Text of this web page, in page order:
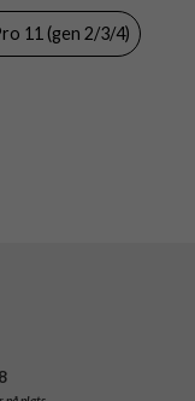
Roseguld
11 (gen 2/3/4)